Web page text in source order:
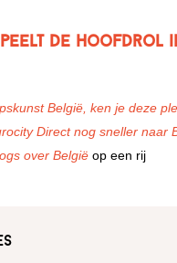
de hoofdrol
België, ken je deze
Direct nog sneller naar
over België op een rij